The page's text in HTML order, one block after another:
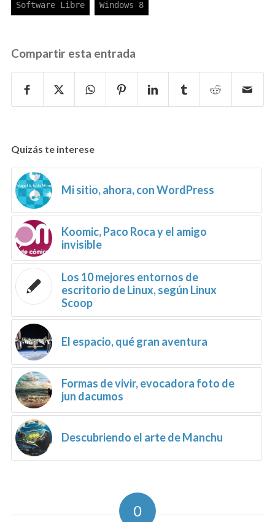
Compartir esta entrada
Quizás te interese
Mi sitio, ahora, con WordPress
Koomic, Paco Roca y el amigo
invisible
Los 10 mejores entornos de
escritorio de Linux, según Linux
Scoop
El espacio, qué gran aventura
Formas de vivir, evocadora foto de
jun dacumos
Descubriendo el arte de Manchu
0